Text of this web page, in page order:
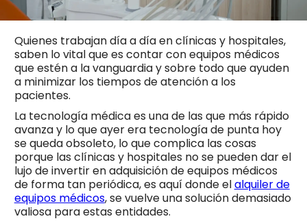
Quienes trabajan día a día en clínicas y hospitales,
saben lo vital que es contar con equipos médicos
que estén a la vanguardia y sobre todo que ayuden
a minimizar los tiempos de atención a los
pacientes.
La tecnología médica es una de las que más rápido
avanza y lo que ayer era tecnología de punta hoy
se queda obsoleto, lo que complica las cosas
porque las clínicas y hospitales no se pueden dar el
lujo de invertir en adquisición de equipos médicos
de forma tan periódica, es aquí donde elalquiler de
equipos médicos, se vuelve una solución demasiado
valiosa para estas entidades.